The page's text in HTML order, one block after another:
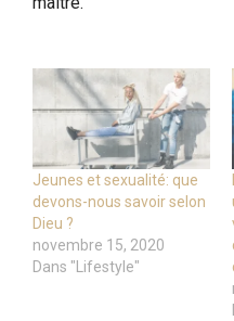
Jeunes et sexualité: que
devons-nous savoir selon
Dieu ?
novembre 15, 2020
Dans "Lifestyle"